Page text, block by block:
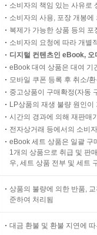
소가 진실에 닿아 있다.
사악하게 웃기는 소
‘난해하다’ ‘기이하
서 기인하는 것이다.
다루는 소설이 ‘쉽게
이름 없는 나라의 이
『밀크맨』은 바로
소비자의 책임 있는 사유로
소비자의 사용, 포장 개봉
복제가 가능한 상품 등의
소비자의 요청에 따라 개별
디지털 컨텐츠인 eBook,
eBook 대여 상품은 대여 기
모바일 쿠폰 등록 후 취소/
중고상품이 구매확정(자동
LP상품의 재생 불량 원인
시간의 경과에 의해 재판매
전자상거래 등에서의 소비
eBook 세트 상품은 일괄 구
1개의 상품으로 취급 및 판
우, 세트 상품 전부 및 세트
상품의 불량에 의한 반품,
준하여 처리됨
대금 환불 및 환불 지연에